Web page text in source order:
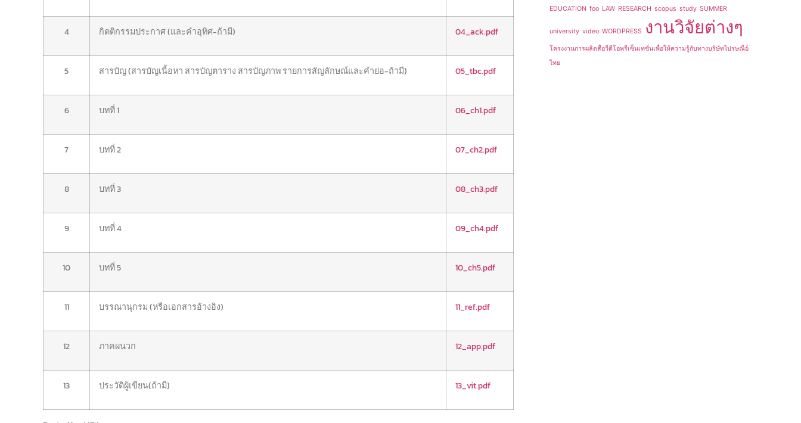
4 กิตติกรรมประกาศ (และคำอุทิศ-ถ้ามี) 04_ack.pdf
5 สารบัญ (สารบัญเนื้อหา สารบัญตาราง สารบัญภาพ รายการสัญลักษณ์และคำย่อ-ถ้ามี) 05_tbc.pdf
6 บทที่ 1 06_ch1.pdf
7 บทที่ 2 07_ch2.pdf
8 บทที่ 3 08_ch3.pdf
9 บทที่ 4 09_ch4.pdf
10 บทที่ 5 10_ch5.pdf
11 บรรณานุกรม (หรือเอกสารอ้างอิง) 11_ref.pdf
12 ภาคผนวก 12_app.pdf
13 ประวัติผู้เขียน(ถ้ามี) 13_vit.pdf
EDUCATION foo LAW RESEARCH scopus study SUMMER
university video WORDPRESS งานวิจัยต่างๆ
โครงงานการผลิตสื่อวีดีโอพรีเซ็นเทชั่นเพื่อให้ความรู้กับทางบริษัทไปรษณีย์
ไทย